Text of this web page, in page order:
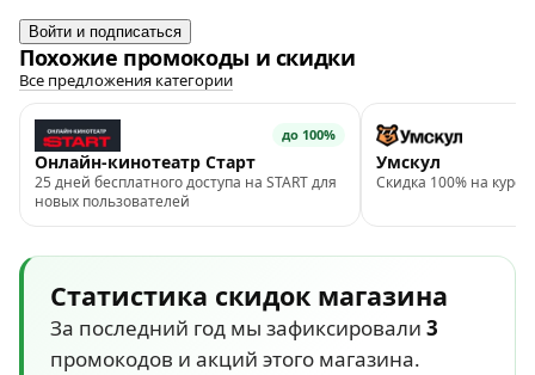
Войти и подписаться
Похожие промокоды и скидки
Все предложения категории
до 100%
Онлайн-кинотеатр Старт
25 дней бесплатного доступа на START для
новых пользователей
Умскул
Скидка 100% на курс
Статистика скидок магазина
За последний год мы зафиксировали 3
промокодов и акций этого магазина.